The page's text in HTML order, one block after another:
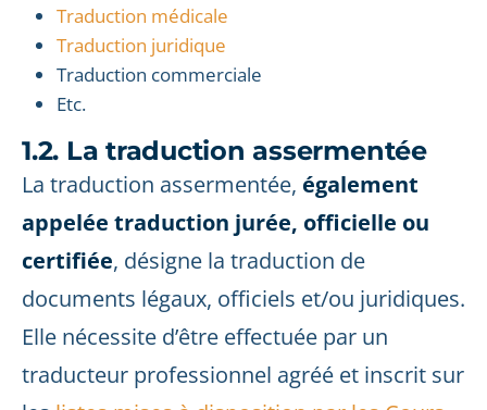
Traduction médicale
Traduction juridique
Traduction commerciale
Etc.
1.2. La traduction assermentée
La traduction assermentée, également
appelée traduction jurée, officielle ou
certifiée, désigne la traduction de
documents légaux, officiels et/ou juridiques.
Elle nécessite d’être effectuée par un
traducteur professionnel agréé et inscrit sur